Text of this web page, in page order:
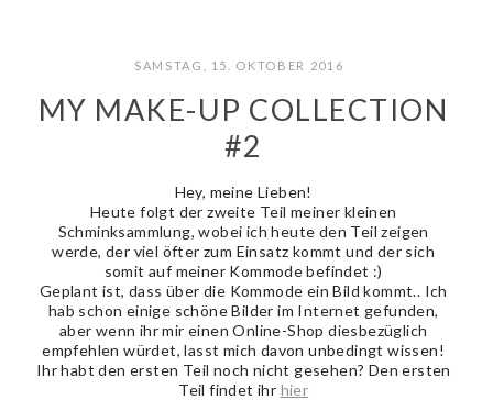
SAMSTAG, 15. OKTOBER 2016
MY MAKE-UP COLLECTION
#2
Hey, meine Lieben!
Heute folgt der zweite Teil meiner kleinen
Schminksammlung, wobei ich heute den Teil zeigen
werde, der viel öfter zum Einsatz kommt und der sich
somit auf meiner Kommode befindet :)
Geplant ist, dass über die Kommode ein Bild kommt.. Ich
hab schon einige schöne Bilder im Internet gefunden,
aber wenn ihr mir einen Online-Shop diesbezüglich
empfehlen würdet, lasst mich davon unbedingt wissen!
Ihr habt den ersten Teil noch nicht gesehen? Den ersten
Teil findet ihr hier